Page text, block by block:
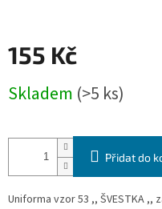
155 Kč
cena:
Skladem (>5 ks)
Přidat do
Uniforma vzor 53 ,, ŠVESTKA ,,